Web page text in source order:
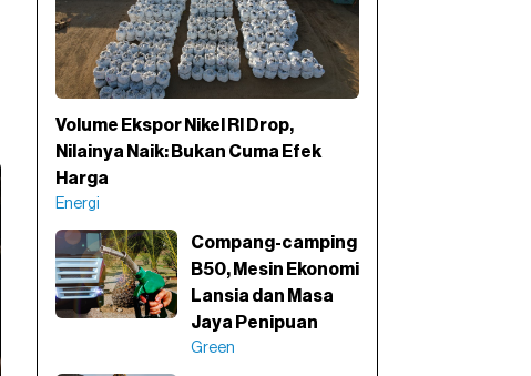
Volume Ekspor Nikel RI Drop,
Nilainya Naik: Bukan Cuma Efek
Harga
Energi
Compang-camping
B50, Mesin Ekonomi
Lansia dan Masa
Jaya Penipuan
Green